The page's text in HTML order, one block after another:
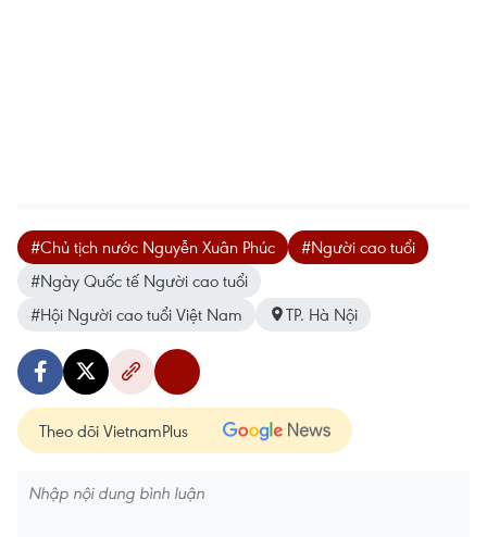
#Chủ tịch nước Nguyễn Xuân Phúc
#Người cao tuổi
#Ngày Quốc tế Người cao tuổi
#Hội Người cao tuổi Việt Nam
TP. Hà Nội
Theo dõi VietnamPlus